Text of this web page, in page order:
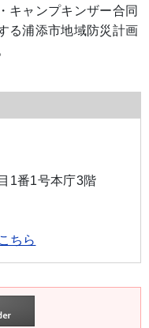
キャンプキンザー合同
る浦添市地域防災計画
1番1号本庁3階
こちら